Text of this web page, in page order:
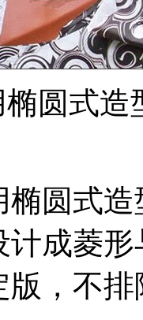
椭圆式
式造
成菱
版，不